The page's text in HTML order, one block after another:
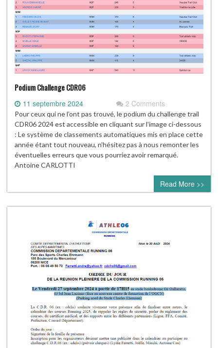
Podium Challenge CDR06
11 septembre 2024 2 Comments
Pour ceux qui ne l’ont pas trouvé, le podium du challenge trail
CDR06 2024 est accessible en cliquant sur l’image ci-dessous
: Le système de classements automatiques mis en place cette
année étant tout nouveau, n’hésitez pas à nous remonter les
éventuelles erreurs que vous pourriez avoir remarqué.
Antoine CARLOTTI
Read More >>